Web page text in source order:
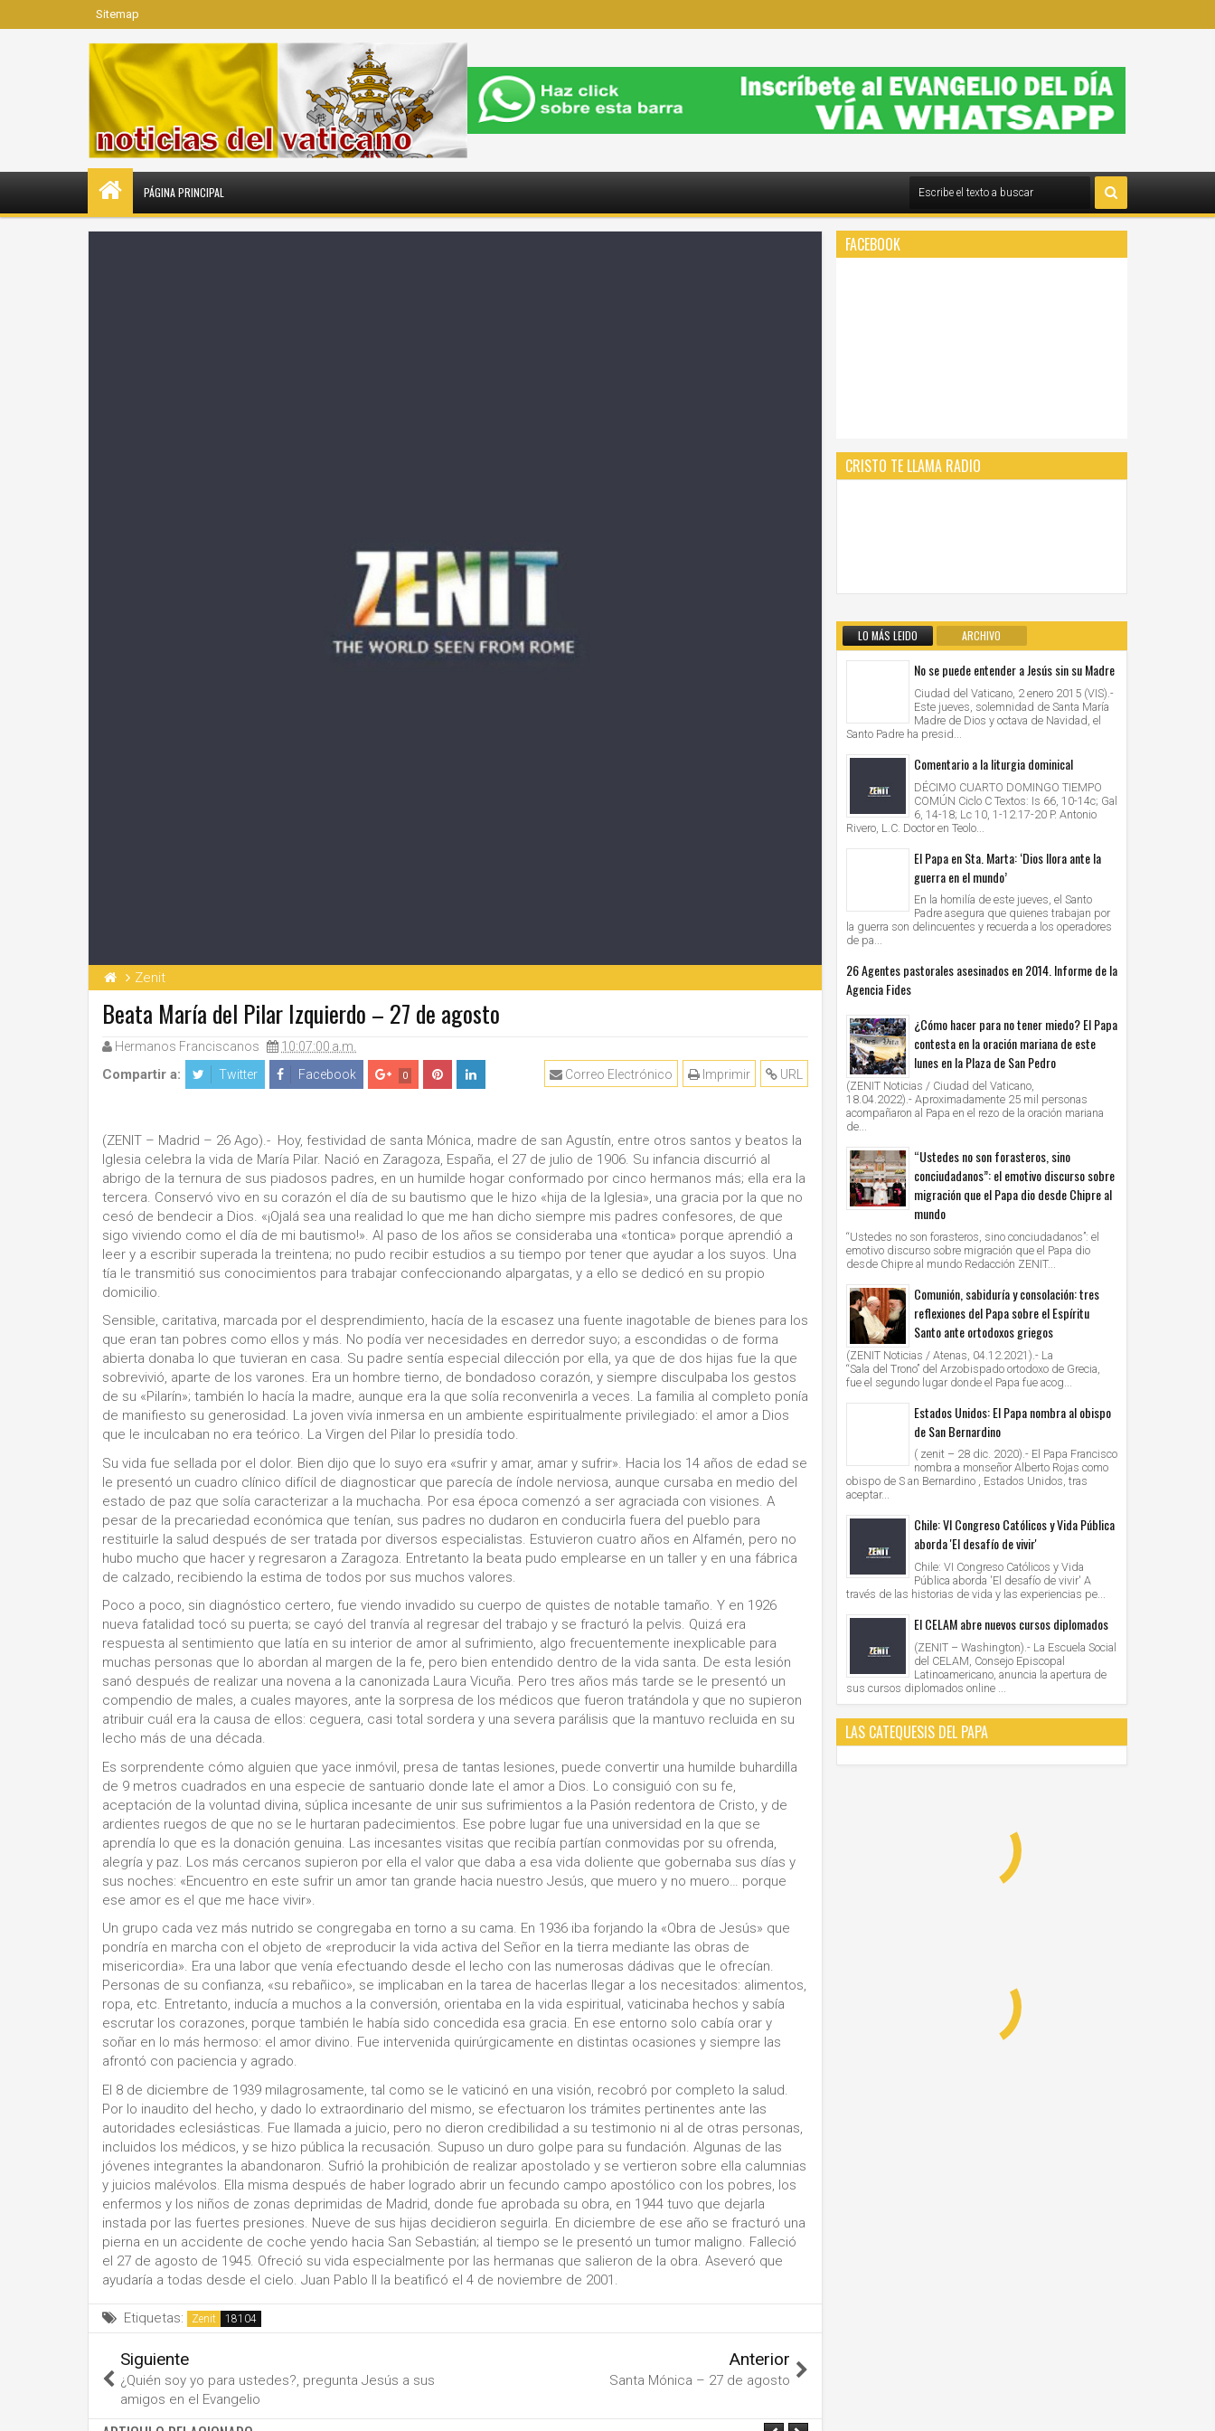
Sitemap
PÁGINA PRINCIPAL
Zenit
Beata María del Pilar Izquierdo – 27 de agosto
Hermanos Franciscanos 10:07:00 a.m.
Compartir a: Twitter Facebook 0 URL
Imprimir
Correo Electrónico
(ZENIT – Madrid – 26 Ago).- Hoy, festividad de santa Mónica, madre de san Agustín, entre otros santos y beatos la
Iglesia celebra la vida de María Pilar. Nació en Zaragoza, España, el 27 de julio de 1906. Su infancia discurrió al
abrigo de la ternura de sus piadosos padres, en un humilde hogar conformado por cinco hermanos más; ella era la
tercera. Conservó vivo en su corazón el día de su bautismo que le hizo «hija de la Iglesia», una gracia por la que no
cesó de bendecir a Dios. «¡Ojalá sea una realidad lo que me han dicho siempre mis padres confesores, de que
sigo viviendo como el día de mi bautismo!». Al paso de los años se consideraba una «tontica» porque aprendió a
leer y a escribir superada la treintena; no pudo recibir estudios a su tiempo por tener que ayudar a los suyos. Una
tía le transmitió sus conocimientos para trabajar confeccionando alpargatas, y a ello se dedicó en su propio
domicilio.
Sensible, caritativa, marcada por el desprendimiento, hacía de la escasez una fuente inagotable de bienes para los
que eran tan pobres como ellos y más. No podía ver necesidades en derredor suyo; a escondidas o de forma
abierta donaba lo que tuvieran en casa. Su padre sentía especial dilección por ella, ya que de dos hijas fue la que
sobrevivió, aparte de los varones. Era un hombre tierno, de bondadoso corazón, y siempre disculpaba los gestos
de su «Pilarín»; también lo hacía la madre, aunque era la que solía reconvenirla a veces. La familia al completo ponía
de manifiesto su generosidad. La joven vivía inmersa en un ambiente espiritualmente privilegiado: el amor a Dios
que le inculcaban no era teórico. La Virgen del Pilar lo presidía todo.
Su vida fue sellada por el dolor. Bien dijo que lo suyo era «sufrir y amar, amar y sufrir». Hacia los 14 años de edad se
le presentó un cuadro clínico difícil de diagnosticar que parecía de índole nerviosa, aunque cursaba en medio del
estado de paz que solía caracterizar a la muchacha. Por esa época comenzó a ser agraciada con visiones. A
pesar de la precariedad económica que tenían, sus padres no dudaron en conducirla fuera del pueblo para
restituirle la salud después de ser tratada por diversos especialistas. Estuvieron cuatro años en Alfamén, pero no
hubo mucho que hacer y regresaron a Zaragoza. Entretanto la beata pudo emplearse en un taller y en una fábrica
de calzado, recibiendo la estima de todos por sus muchos valores.
Poco a poco, sin diagnóstico certero, fue viendo invadido su cuerpo de quistes de notable tamaño. Y en 1926
nueva fatalidad tocó su puerta; se cayó del tranvía al regresar del trabajo y se fracturó la pelvis. Quizá era
respuesta al sentimiento que latía en su interior de amor al sufrimiento, algo frecuentemente inexplicable para
muchas personas que lo abordan al margen de la fe, pero bien entendido dentro de la vida santa. De esta lesión
sanó después de realizar una novena a la canonizada Laura Vicuña. Pero tres años más tarde se le presentó un
compendio de males, a cuales mayores, ante la sorpresa de los médicos que fueron tratándola y que no supieron
atribuir cuál era la causa de ellos: ceguera, casi total sordera y una severa parálisis que la mantuvo recluida en su
lecho más de una década.
Es sorprendente cómo alguien que yace inmóvil, presa de tantas lesiones, puede convertir una humilde buhardilla
de 9 metros cuadrados en una especie de santuario donde late el amor a Dios. Lo consiguió con su fe,
aceptación de la voluntad divina, súplica incesante de unir sus sufrimientos a la Pasión redentora de Cristo, y de
ardientes ruegos de que no se le hurtaran padecimientos. Ese pobre lugar fue una universidad en la que se
aprendía lo que es la donación genuina. Las incesantes visitas que recibía partían conmovidas por su ofrenda,
alegría y paz. Los más cercanos supieron por ella el valor que daba a esa vida doliente que gobernaba sus días y
sus noches: «Encuentro en este sufrir un amor tan grande hacia nuestro Jesús, que muero y no muero… porque
ese amor es el que me hace vivir».
Un grupo cada vez más nutrido se congregaba en torno a su cama. En 1936 iba forjando la «Obra de Jesús» que
pondría en marcha con el objeto de «reproducir la vida activa del Señor en la tierra mediante las obras de
misericordia». Era una labor que venía efectuando desde el lecho con las numerosas dádivas que le ofrecían.
Personas de su confianza, «su rebañico», se implicaban en la tarea de hacerlas llegar a los necesitados: alimentos,
ropa, etc. Entretanto, inducía a muchos a la conversión, orientaba en la vida espiritual, vaticinaba hechos y sabía
escrutar los corazones, porque también le había sido concedida esa gracia. En ese entorno solo cabía orar y
soñar en lo más hermoso: el amor divino. Fue intervenida quirúrgicamente en distintas ocasiones y siempre las
afrontó con paciencia y agrado.
El 8 de diciembre de 1939 milagrosamente, tal como se le vaticinó en una visión, recobró por completo la salud.
Por lo inaudito del hecho, y dado lo extraordinario del mismo, se efectuaron los trámites pertinentes ante las
autoridades eclesiásticas. Fue llamada a juicio, pero no dieron credibilidad a su testimonio ni al de otras personas,
incluidos los médicos, y se hizo pública la recusación. Supuso un duro golpe para su fundación. Algunas de las
jóvenes integrantes la abandonaron. Sufrió la prohibición de realizar apostolado y se vertieron sobre ella calumnias
y juicios malévolos. Ella misma después de haber logrado abrir un fecundo campo apostólico con los pobres, los
enfermos y los niños de zonas deprimidas de Madrid, donde fue aprobada su obra, en 1944 tuvo que dejarla
instada por las fuertes presiones. Nueve de sus hijas decidieron seguirla. En diciembre de ese año se fracturó una
pierna en un accidente de coche yendo hacia San Sebastián; al tiempo se le presentó un tumor maligno. Falleció
el 27 de agosto de 1945. Ofreció su vida especialmente por las hermanas que salieron de la obra. Aseveró que
ayudaría a todas desde el cielo. Juan Pablo II la beatificó el 4 de noviembre de 2001.
Etiquetas: Zenit
Siguiente
¿Quién soy yo para ustedes?, pregunta Jesús a sus
amigos en el Evangelio
Anterior
Santa Mónica – 27 de agosto
FACEBOOK
CRISTO TE LLAMA RADIO
LO MÁS LEIDO ARCHIVO
No se puede entender a Jesús sin su Madre
Ciudad del Vaticano, 2 enero 2015 (VIS).-
Este jueves, solemnidad de Santa María
Madre de Dios y octava de Navidad, el
Santo Padre ha presid...
Comentario a la liturgia dominical
DÉCIMO CUARTO DOMINGO TIEMPO
COMÚN Ciclo C Textos: Is 66, 10-14c; Gal
6, 14-18; Lc 10, 1-12.17-20 P. Antonio
Rivero, L.C. Doctor en Teolo...
El Papa en Sta. Marta: ‘Dios llora ante la
guerra en el mundo’
En la homilía de este jueves, el Santo
Padre asegura que quienes trabajan por
la guerra son delincuentes y recuerda a los operadores
de pa...
26 Agentes pastorales asesinados en 2014. Informe de la
Agencia Fides
¿Cómo hacer para no tener miedo? El Papa
contesta en la oración mariana de este
lunes en la Plaza de San Pedro
(ZENIT Noticias / Ciudad del Vaticano,
18.04.2022).- Aproximadamente 25 mil personas
acompañaron al Papa en el rezo de la oración mariana
de...
“Ustedes no son forasteros, sino
conciudadanos”: el emotivo discurso sobre
migración que el Papa dio desde Chipre al
mundo
“Ustedes no son forasteros, sino conciudadanos”: el
emotivo discurso sobre migración que el Papa dio
desde Chipre al mundo Redacción ZENIT...
Comunión, sabiduría y consolación: tres
reflexiones del Papa sobre el Espíritu
Santo ante ortodoxos griegos
(ZENIT Noticias / Atenas, 04.12.2021).- La
“Sala del Trono” del Arzobispado ortodoxo de Grecia,
fue el segundo lugar donde el Papa fue acog...
Estados Unidos: El Papa nombra al obispo
de San Bernardino
( zenit – 28 dic. 2020).- El Papa Francisco
nombra a monseñor Alberto Rojas como
obispo de S an Bernardino , Estados Unidos, tras
aceptar...
Chile: VI Congreso Católicos y Vida Pública
aborda 'El desafío de vivir'
Chile: VI Congreso Católicos y Vida
Pública aborda 'El desafío de vivir' A
través de las historias de vida y las experiencias pe...
El CELAM abre nuevos cursos diplomados
(ZENIT – Washington).- La Escuela Social
del CELAM, Consejo Episcopal
Latinoamericano, anuncia la apertura de
sus cursos diplomados online ...
LAS CATEQUESIS DEL PAPA